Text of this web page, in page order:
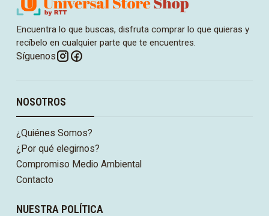
Encuentra lo que buscas, disfruta comprar lo que quieras y
recíbelo en cualquier parte que te encuentres.
Síguenos
NOSOTROS
¿Quiénes Somos?
¿Por qué elegirnos?
Compromiso Medio Ambiental
Contacto
NUESTRA POLÍTICA